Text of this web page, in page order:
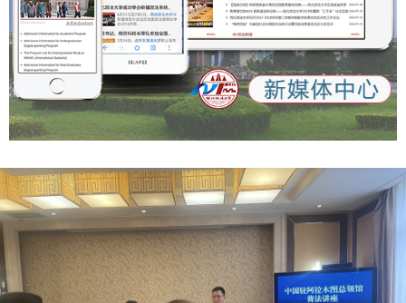
6WWiWqSI0j-
iF4tMrmdw&share_did=MS4wLjACAAAAMHieo4h_EjwNQr
vjP5d6x3O4bhRoyX4Q0ESI72gVjgAX6grNMHwwtjhjgGbE
G5VX&upstream_biz=client_share&app=news_article&cate
gory_new=profile_all×tamp=1758964530&share_token=d
6476941-1333-4e61-903d-d71e518ebd87
https://qinwen.sanqin.com/app/template/displayTemplate
/news/newsDetail/7011/11348900.html?isShare=true
构和工作者坚定立场、明确主业、创新成果。 三是进一步激
发我省哲学社会科学发展的巨大潜能，推动成果产出精彩纷
呈。《条例》通过明确实施机制、普及职责、社会支持和宣传
发布等规定，进一步厘定我省哲学社会科学成果发布、交流活
动和社会参与的工作方式和脉络结构，利于激励人才和研究成
果在为祖国、为人民立德立言中成就自我、实现价值。（群众
新闻记者 王姿颐） 【群众新闻】 《陕西省哲学社会科学发展
促进条例》解读
https://xzzsx.sxdaily.com.cn/app/template/displayTemplat
e/news/newsDetail/18499/11357072.html?isShare=true